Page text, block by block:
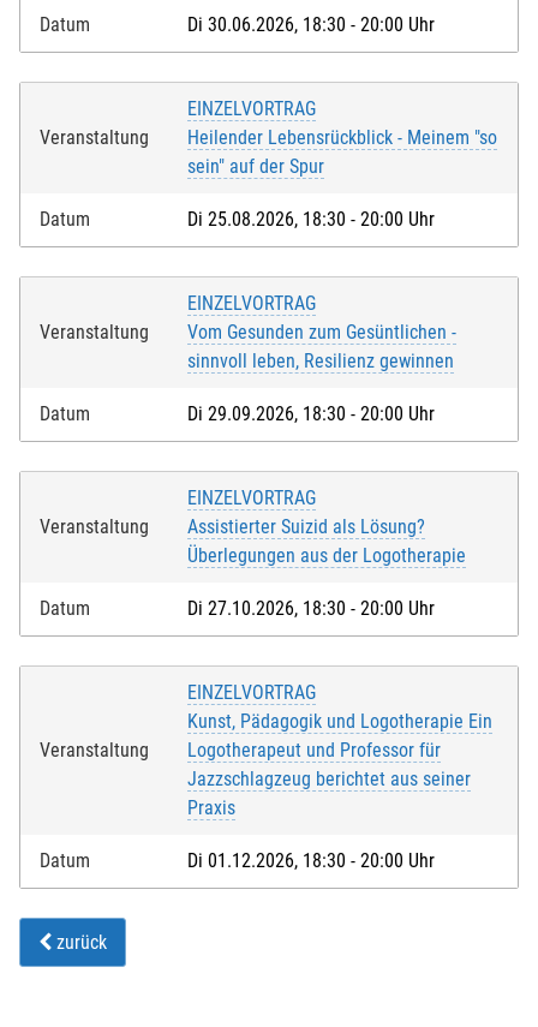
Teilnahmegebühr eingezogen wird.
Name der Bank*:
Widerrufsbelehrunghabe ich zur Kenntnis genommen
vollendet habe.*
Bei Feldern mit * handelt es sich um Pflichtfelder.
Datum Di 30.06.2026, 18:30 - 20:00 Uhr
Veranstaltung
EINZELVORTRAG
Heilender Lebensrückblick - Meinem "so
sein" auf der Spur
Datum Di 25.08.2026, 18:30 - 20:00 Uhr
Veranstaltung
EINZELVORTRAG
Vom Gesunden zum Gesüntlichen -
sinnvoll leben, Resilienz gewinnen
Datum Di 29.09.2026, 18:30 - 20:00 Uhr
Veranstaltung
EINZELVORTRAG
Assistierter Suizid als Lösung?
Überlegungen aus der Logotherapie
Datum Di 27.10.2026, 18:30 - 20:00 Uhr
Veranstaltung
EINZELVORTRAG
Kunst, Pädagogik und Logotherapie Ein
Logotherapeut und Professor für
Jazzschlagzeug berichtet aus seiner
Praxis
Datum Di 01.12.2026, 18:30 - 20:00 Uhr
zurück